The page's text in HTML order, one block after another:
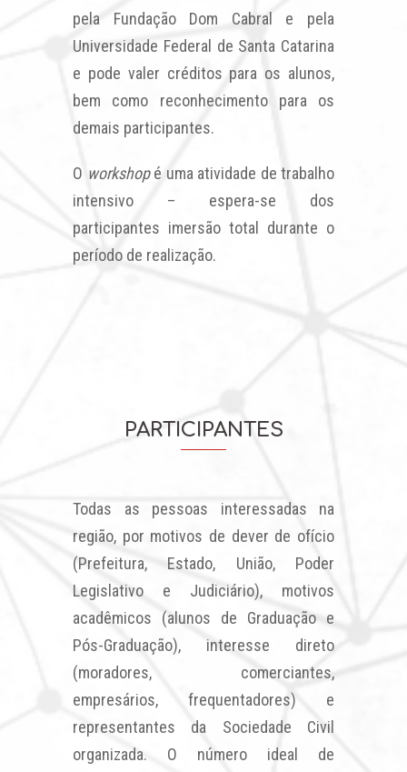
pela Fundação Dom Cabral e pela
Universidade Federal de Santa Catarina
e pode valer créditos para os alunos,
bem como reconhecimento para os
demais participantes.
O workshopé uma atividade de trabalho
intensivo – espera-se dos
participantes imersão total durante o
período de realização.
PARTICIPANTES
Todas as pessoas interessadas na
região, por motivos de dever de ofício
(Prefeitura, Estado, União, Poder
Legislativo e Judiciário), motivos
acadêmicos (alunos de Graduação e
Pós-Graduação), interesse direto
(moradores, comerciantes,
empresários, frequentadores) e
representantes da Sociedade Civil
organizada. O número ideal de